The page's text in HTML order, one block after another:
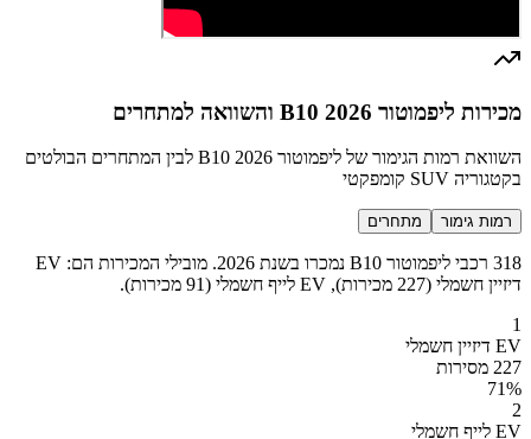
מכירות ליפמוטור B10 2026 והשוואה למתחרים
השוואת רמות הגימור של ליפמוטור B10 2026 לבין המתחרים הבולטים
בקטגוריה SUV קומפקטי
רמות גימור מתחרים
318 רכבי ליפמוטור B10 נמכרו בשנת 2026. מובילי המכירות הם: EV
דיזיין חשמלי (227 מכירות), EV לייף חשמלי (91 מכירות).
1
EV דיזיין חשמלי
227 מסירות
71%
2
EV לייף חשמלי